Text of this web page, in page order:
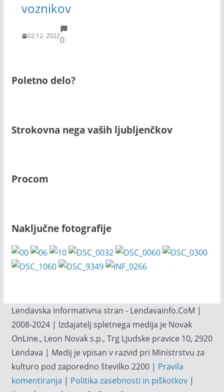
voznikov
02.12. 20220
Poletno delo?
Strokovna nega vaših ljubljenčkov
Procom
Naključne fotografije
Lendavska informativna stran - Lendavainfo.CoM |
2008-2024 | Izdajatelj spletnega medija je Novak
OnLine., Leon Novak s.p., Trg Ljudske pravice 10, 2920
Lendava | Medij je vpisan v razvid pri Ministrstvu za
kulturo pod zaporedno številko 2200 | Pravila
komentiranja | Politika zasebnosti in piškotkov|